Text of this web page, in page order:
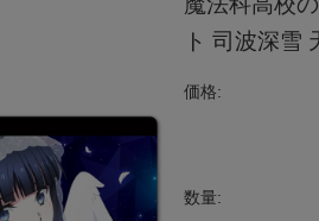
ト 司波深雪
価格:
数量: